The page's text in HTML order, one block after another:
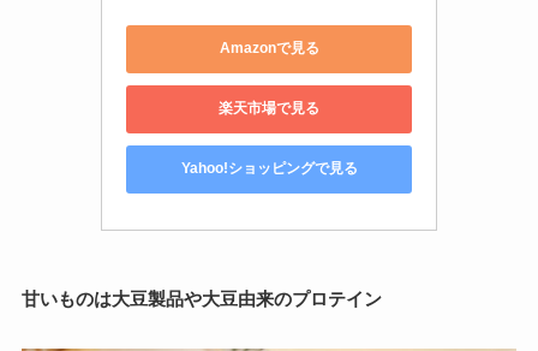
Amazonで見る
楽天市場で見る
Yahoo!ショッピングで見る
甘いものは大豆製品や大豆由来のプロテイン